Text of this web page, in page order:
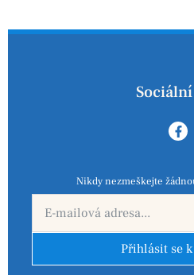
Nikdy nezmeškejte
Přihlásit se